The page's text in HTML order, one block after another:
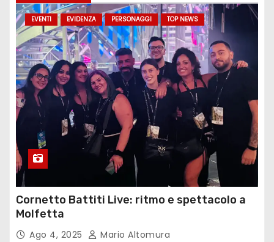
EVENTI EVIDENZA PERSONAGGI TOP NEWS
Cornetto Battiti Live: ritmo e spettacolo a
Molfetta
Ago 4, 2025 Mario Altomura